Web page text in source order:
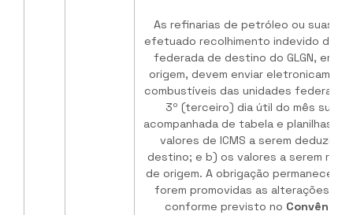
As refinarias de petróleo ou suas
efetuado recolhimento indevido do
federada de destino do GLGN, em
origem, devem enviar
combustíveis das unidades
3º (terceiro) dia útil do mês
acompanhada de tabela e planilhas
valores de ICMS a serem
destino; e b) os valores a serem
de origem. A obrigação permanece
forem promovidas as alterações no
conforme previsto no Convênio